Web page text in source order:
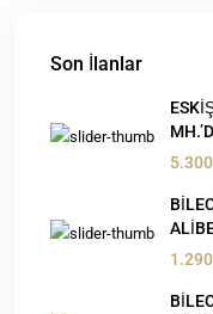
Son İlanlar